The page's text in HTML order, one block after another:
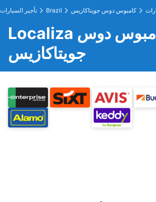
تأجير السيارات Brazil كامبوس دوس جويتاكازيس
Localiza في كامبوس دوس
جويتاكازيس